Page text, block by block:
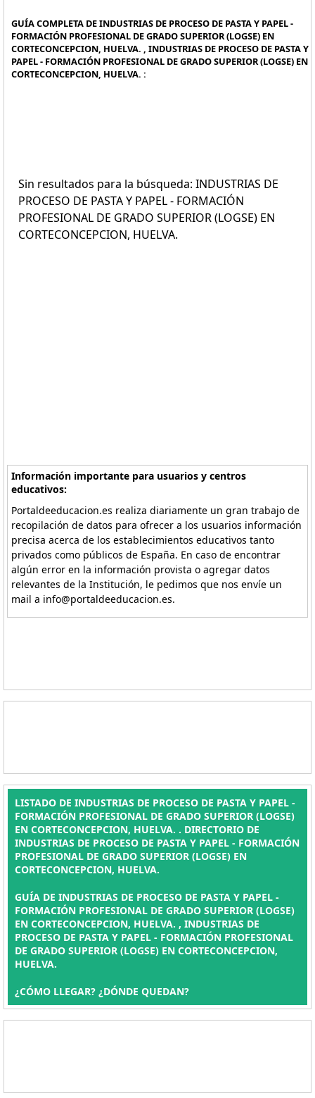
GUÍA COMPLETA DE INDUSTRIAS DE PROCESO DE PASTA Y PAPEL -
FORMACIÓN PROFESIONAL DE GRADO SUPERIOR (LOGSE) EN
CORTECONCEPCION, HUELVA. , INDUSTRIAS DE PROCESO DE PASTA Y
PAPEL - FORMACIÓN PROFESIONAL DE GRADO SUPERIOR (LOGSE) EN
CORTECONCEPCION, HUELVA. :
Sin resultados para la búsqueda: INDUSTRIAS DE
PROCESO DE PASTA Y PAPEL - FORMACIÓN
PROFESIONAL DE GRADO SUPERIOR (LOGSE) EN
CORTECONCEPCION, HUELVA.
Información importante para usuarios y centros
educativos:
Portaldeeducacion.es realiza diariamente un gran trabajo de
recopilación de datos para ofrecer a los usuarios información
precisa acerca de los establecimientos educativos tanto
privados como públicos de España. En caso de encontrar
algún error en la información provista o agregar datos
relevantes de la Institución, le pedimos que nos envíe un
mail a info@portaldeeducacion.es.
LISTADO DE INDUSTRIAS DE PROCESO DE PASTA Y PAPEL -
FORMACIÓN PROFESIONAL DE GRADO SUPERIOR (LOGSE)
EN CORTECONCEPCION, HUELVA. . DIRECTORIO DE
INDUSTRIAS DE PROCESO DE PASTA Y PAPEL - FORMACIÓN
PROFESIONAL DE GRADO SUPERIOR (LOGSE) EN
CORTECONCEPCION, HUELVA.
GUÍA DE INDUSTRIAS DE PROCESO DE PASTA Y PAPEL -
FORMACIÓN PROFESIONAL DE GRADO SUPERIOR (LOGSE)
EN CORTECONCEPCION, HUELVA. , INDUSTRIAS DE
PROCESO DE PASTA Y PAPEL - FORMACIÓN PROFESIONAL
DE GRADO SUPERIOR (LOGSE) EN CORTECONCEPCION,
HUELVA.
¿CÓMO LLEGAR? ¿DÓNDE QUEDAN?